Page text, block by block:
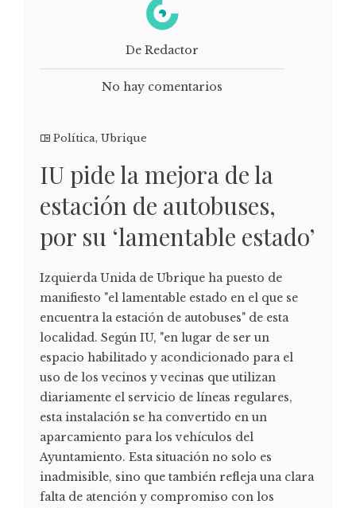
De Redactor
No hay comentarios
Política, Ubrique
IU pide la mejora de la
estación de autobuses,
por su ‘lamentable estado’
Izquierda Unida de Ubrique ha puesto de
manifiesto "el lamentable estado en el que se
encuentra la estación de autobuses" de esta
localidad. Según IU, "en lugar de ser un
espacio habilitado y acondicionado para el
uso de los vecinos y vecinas que utilizan
diariamente el servicio de líneas regulares,
esta instalación se ha convertido en un
aparcamiento para los vehículos del
Ayuntamiento. Esta situación no solo es
inadmisible, sino que también refleja una clara
falta de atención y compromiso con los